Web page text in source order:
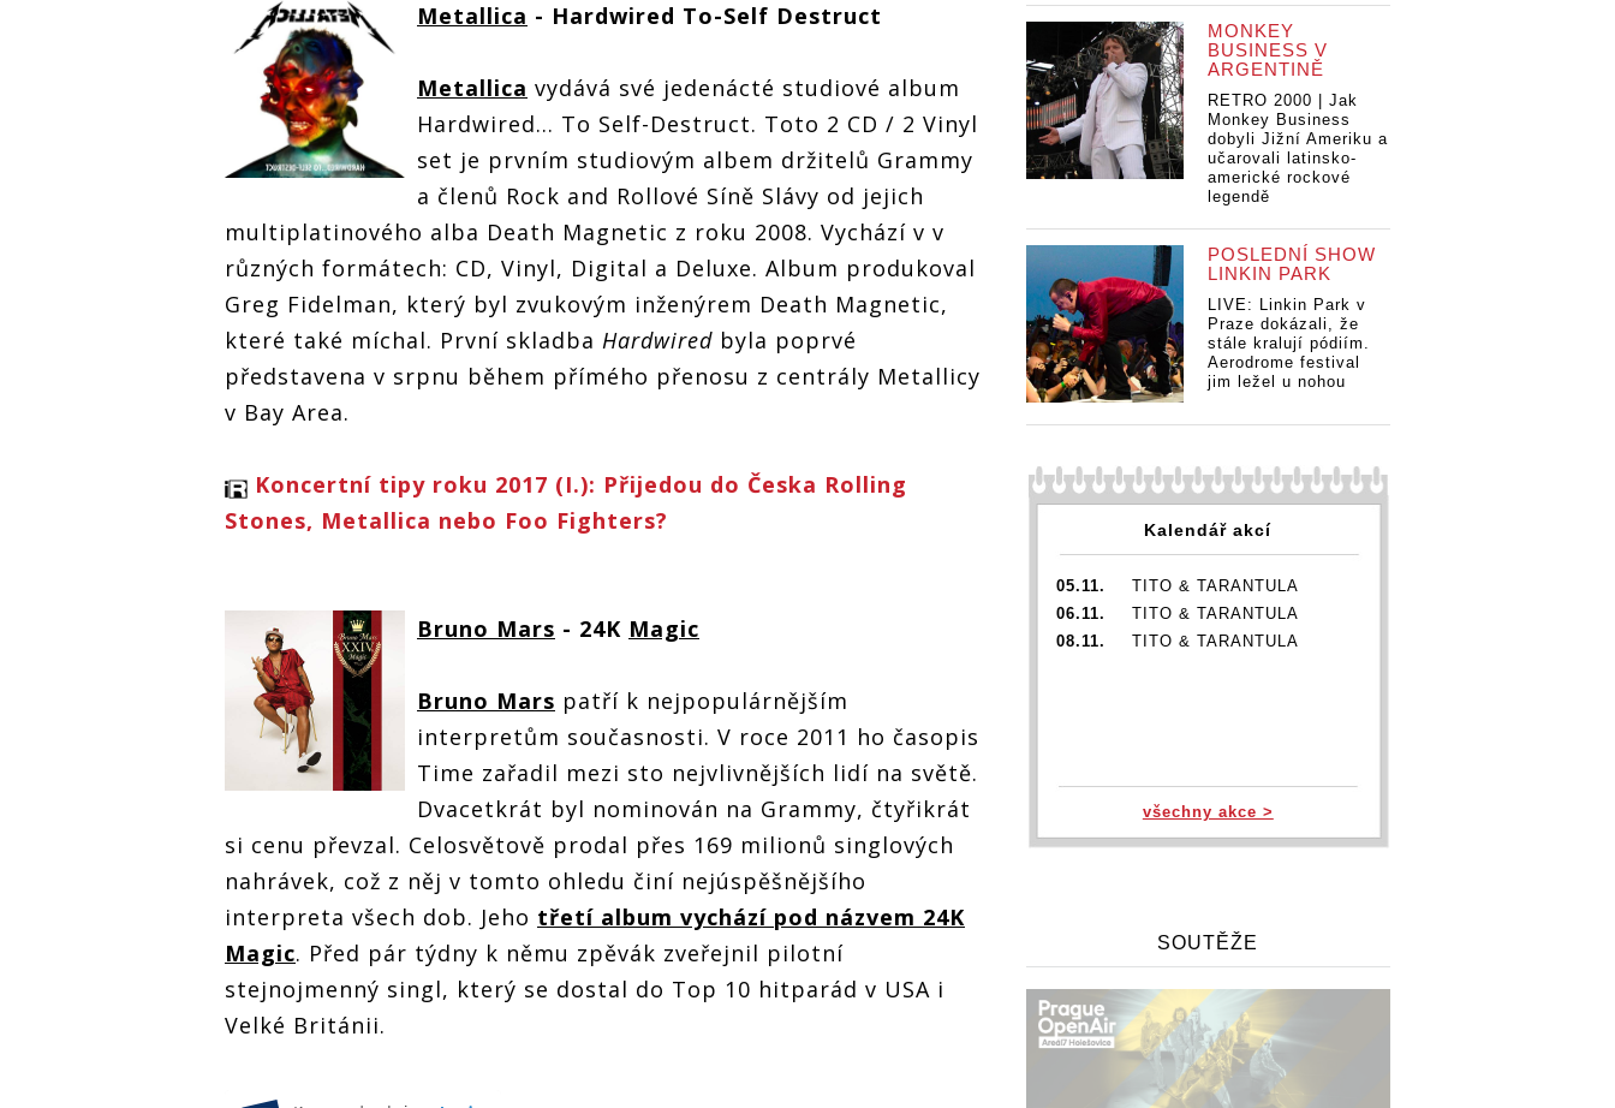
Co vychází v
Co vychází v
Co vychází v
listopadu:
přehled novinek
listopadu:
přehled novinek
Metallica - Hardwired To-Self Destruct
Metallica vydává své jedenácté studiové album
Hardwired... To Self-Destruct. Toto 2 CD / 2 Vinyl
set je prvním studiovým albem držitelů Grammy
a členů Rock and Rollové Síně Slávy od jejich
multiplatinového alba Death Magnetic z roku 2008. Vychází v v
různých formátech: CD, Vinyl, Digital a Deluxe. Album produkoval
Greg Fidelman, který byl zvukovým inženýrem Death Magnetic,
které také míchal. První skladba Hardwired byla poprvé
představena v srpnu během přímého přenosu z centrály Metallicy
v Bay Area.
Koncertní tipy roku 2017 (I.): Přijedou do Česka Rolling
Stones, Metallica nebo Foo Fighters?
Bruno Mars - 24K Magic
Bruno Mars patří k nejpopulárnějším
interpretům současnosti. V roce 2011 ho časopis
Time zařadil mezi sto nejvlivnějších lidí na světě.
Dvacetkrát byl nominován na Grammy, čtyřikrát
si cenu převzal. Celosvětově prodal přes 169 milionů singlových
nahrávek, což z něj v tomto ohledu činí nejúspěšnějšího
interpreta všech dob. Jeho třetí album vychází pod názvem 24K
Magic. Před pár týdny k němu zpěvák zveřejnil pilotní
stejnojmenný singl, který se dostal do Top 10 hitparád v USA i
Velké Británii.
MONKEY
BUSINESS V
ARGENTINĚ
RETRO 2000 | Jak
Monkey Business
dobyli Jižní Ameriku a
učarovali latinsko-
americké rockové
legendě
POSLEDNÍ SHOW
LINKIN PARK
LIVE: Linkin Park v
Praze dokázali, že
stále kralují pódiím.
Aerodrome festival
jim ležel u nohou
Kalendář akcí
05.11.
TITO & TARANTULA
06.11.
TITO & TARANTULA
08.11.
TITO & TARANTULA
všechny akce >
SOUTĚŽE